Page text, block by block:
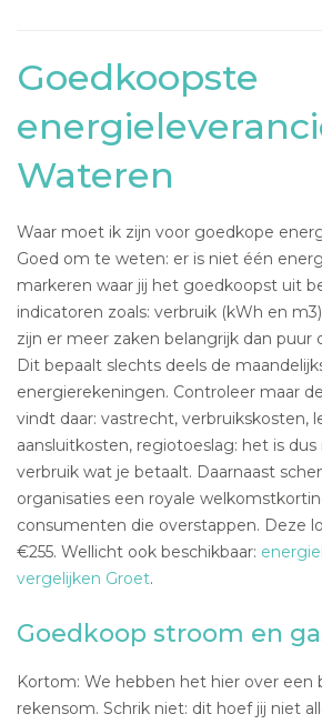
Goedkoopste
Wateren
Waar moet ik zijn voor goedkope
Goed om te weten: er is niet één
markeren waar jij het goedkoopst uit
indicatoren zoals: verbruik (kWh en
zijn er meer zaken belangrijk dan puur
Dit bepaalt slechts deels de
energierekeningen. Controleer maar
vindt daar: vastrecht, verbruikskosten,
aansluitkosten, regiotoeslag: het is
verbruik wat je betaalt. Daarnaast
organisaties een royale
consumenten die overstappen. Deze
€255. Wellicht ook beschikbaar:
vergelijken Groet.
Goedkoop stroom en
Kortom: We hebben het hier over een
rekensom. Schrik niet: dit hoef jij niet